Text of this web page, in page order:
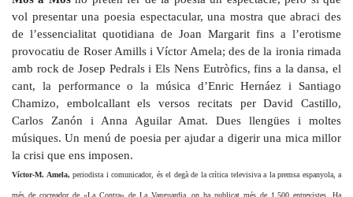
vol presentar una poesia espectacular, una mostra que abraci des
de l’essencialitat quotidiana de Joan Margarit fins a l’erotisme
provocatiu de Roser Amills i Víctor Amela; des de la ironia rimada
amb rock de Josep Pedrals i Els Nens Eutròfics, fins a la dansa, el
cant, la performance o la música d’Enric Hernáez i Santiago
Chamizo, embolcallant els versos recitats per David Castillo,
Carlos Zanón i Anna Aguilar Amat. Dues llengües i moltes
músiques. Un menú de poesia per ajudar a digerir una mica millor
la crisi que ens imposen.
Víctor-M. Amela, periodista i comunicador, és el degà de la crítica televisiva a la premsa espanyola, a
més de cocreador de «La Contra» de La Vanguardia, on ha publicat més de 1.500 entrevistes. Ha